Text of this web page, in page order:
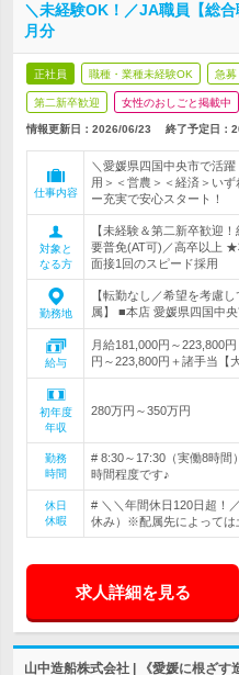
＼未経験OK！／JA職員【総
月分
正社員 職種・業種未経験OK 急募
第二新卒歓迎 女性のおしごと掲載中
情報更新日：2026/06/23 終了予定日：
仕事内容
＼愛媛県四国中央市で活
用＞＜営農＞＜経済＞い
ー充実で安心スタート！
対象と
なる方
【未経験＆第二新卒歓迎
要普免(AT可)／高卒以上
面接1回のスピード採用
勤務地
【転勤なし／希望を考慮
属】 ■本店 愛媛県四国中
給与
月給181,000円～223,800
円～223,800円＋諸手当
初年度
年収
280万円～350万円
勤務
時間
# 8:30～17:30（実働8時
時間程度です♪
休日
休暇
# ＼＼年間休日120日超！
休み）※配属先によっては
求人詳細を見る
山中造船株式会社 | 《愛媛に根ざ